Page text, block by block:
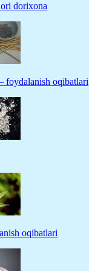
dorixona
oqibatlari
oqibatlari